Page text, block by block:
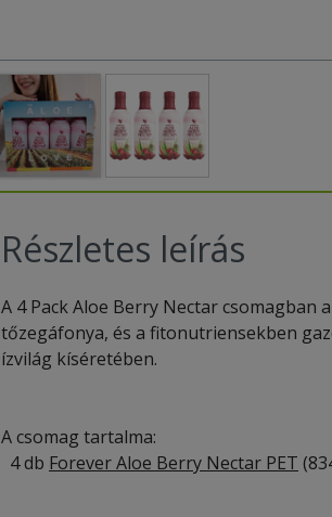
Részletes leírás
A 4 Pack Aloe Berry Nectar
tőzegáfonya, és a fitonutriensekben
ízvilág kíséretében.
A csomag tartalma:
4 db Forever Aloe Berry Nectar PET